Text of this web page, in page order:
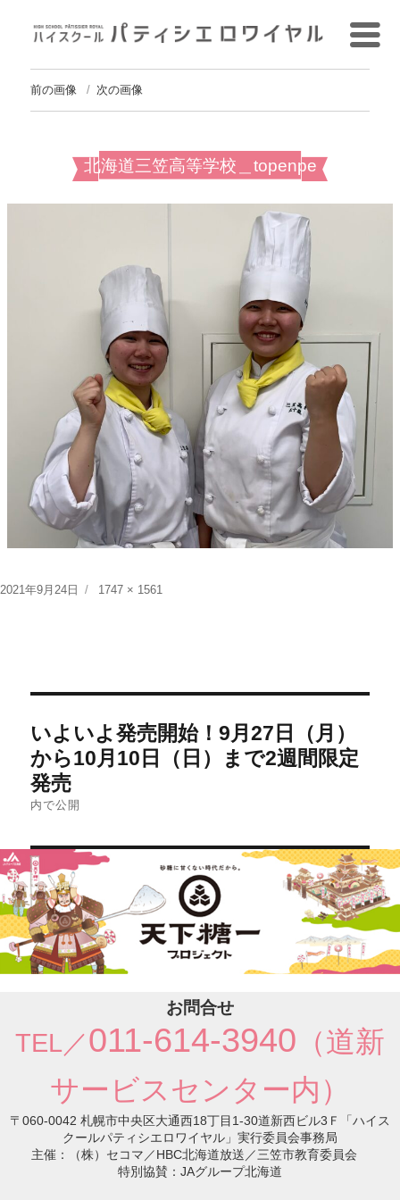
前の画像 次の画像
北海道三笠高等学校＿topenpe
投
2021年9月24日
フ
1747 × 1561
稿
ナ
ビ
ー
シ
ョ
ン
いよいよ発売開始！9月27日（月）
から10月10日（日）まで2週間限定
発売
内で公開
お問合せ
TEL／011-614-3940 （道新
サービスセンター内）
〒060-0042 札幌市中央区大通西18丁目1-30道新西ビル3Ｆ「ハイス
クールパティシエロワイヤル」実行委員会事務局
主催：（株）セコマ／HBC北海道放送／三笠市教育委員会
特別協賛：JAグループ北海道